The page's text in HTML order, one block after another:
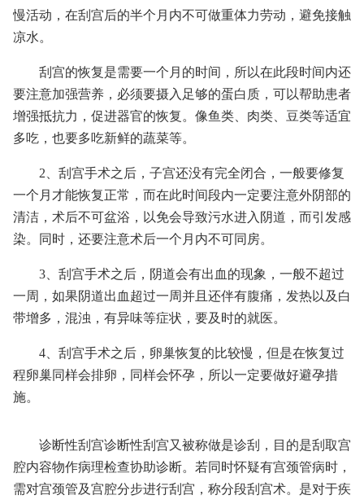
慢活动，在刮宫后的半个月内不可做重体力劳动，避免接触
凉水。
刮宫的恢复是需要一个月的时间，所以在此段时间内还
要注意加强营养，必须要摄入足够的蛋白质，可以帮助患者
增强抵抗力，促进器官的恢复。像鱼类、肉类、豆类等适宜
多吃，也要多吃新鲜的蔬菜等。
2、刮宫手术之后，子宫还没有完全闭合，一般要修复
一个月才能恢复正常，而在此时间段内一定要注意外阴部的
清洁，术后不可盆浴，以免会导致污水进入阴道，而引发感
染。同时，还要注意术后一个月内不可同房。
3、刮宫手术之后，阴道会有出血的现象，一般不超过
一周，如果阴道出血超过一周并且还伴有腹痛，发热以及白
带增多，混浊，有异味等症状，要及时的就医。
4、刮宫手术之后，卵巢恢复的比较慢，但是在恢复过
程卵巢同样会排卵，同样会怀孕，所以一定要做好避孕措
施。
诊断性刮宫诊断性刮宫又被称做是诊刮，目的是刮取宫
腔内容物作病理检查协助诊断。若同时怀疑有宫颈管病时，
需对宫颈管及宫腔分步进行刮宫，称分段刮宫术。是对于疾